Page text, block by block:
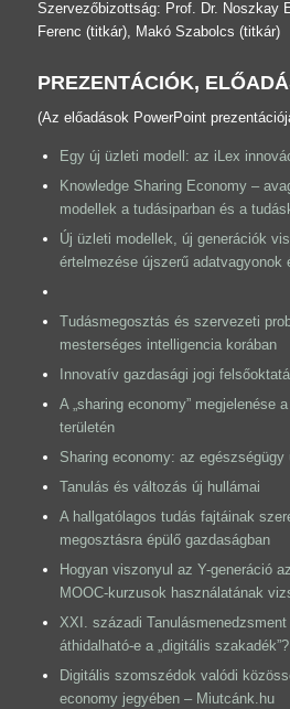
Szervezőbizottság: Prof. Dr. Noszkay
Ferenc (titkár), Makó Szabolcs (titkár)
PREZENTÁCIÓK,
(Az előadások PowerPoint
Egy új üzleti modell: az iLex
Knowledge Sharing Economy –
modellek a tudásiparban és a
Új üzleti modellek, új generációk
értelmezése újszerű adatvagyonok
Tudásmegosztás és szervezeti
mesterséges intelligencia korában
Innovatív gazdasági jogi
A „sharing economy” megjelenése
területén
Sharing economy: az egészségügy
Tanulás és változás új hullámai
A hallgatólagos tudás fajtáinak
megosztásra épülő gazdaságban
Hogyan viszonyul az Y-generáció
MOOC-kurzusok használatának
XXI. századi
áthidalható-e a „digitális szakadék”?
Digitális szomszédok valódi
economy jegyében – Miutcánk.hu